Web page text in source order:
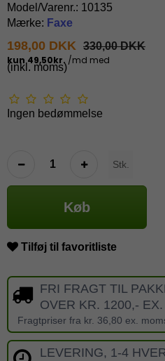
Model/Varenr.: 10135
Mærke: Faxe
198,00 DKK 330,00 DKK
(inkl. moms)
Ingen bedømmelse
Stk.
Køb
Tilføj til favoritliste
FRI FRAGT TIL
OVER KR. 1200,-
Fragtpriser fra kr. 36,80 ex.
LEVERING, 1-4